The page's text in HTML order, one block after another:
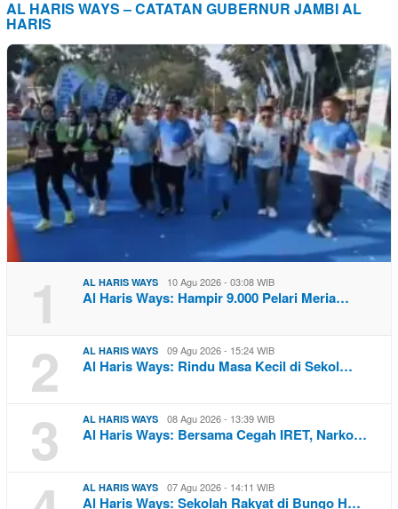
AL HARIS WAYS – CATATAN GUBERNUR JAMBI AL
HARIS
1 AL HARIS WAYS 10 Agu 2026 - 03:08 WIB
Al Haris Ways: Hampir 9.000 Pelari Meria…
2 AL HARIS WAYS 09 Agu 2026 - 15:24 WIB
Al Haris Ways: Rindu Masa Kecil di Sekol…
3 AL HARIS WAYS 08 Agu 2026 - 13:39 WIB
Al Haris Ways: Bersama Cegah IRET, Narko…
AL HARIS WAYS 07 Agu 2026 - 14:11 WIB
Al Haris Ways: Sekolah Rakyat di Bungo H…